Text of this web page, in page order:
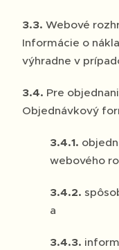
3.3. Webové
Informácie o
výhradne v
3.4. Pre
Objednávkový
3.4.1.
webového
3.4.2.
a
3.4.3.